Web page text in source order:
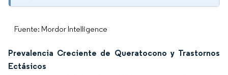
Fuente: Mordor Intelligence
Prevalencia Creciente de Queratocono y Trastornos
Ectásicos